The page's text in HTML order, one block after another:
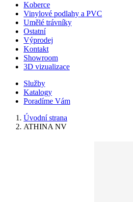
Koberce
Vinylové podlahy a PVC
Umělé trávníky
Ostatní
Výprodej
Kontakt
Showroom
3D vizualizace
Služby
Katalogy
Poradíme Vám
Úvodní strana
ATHINA NV